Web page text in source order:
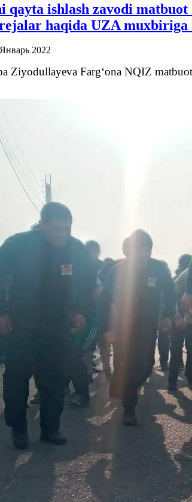
qayta ishlash zavodi
haqida UZA muxbiriga
2022
Ziyodullayeva Farg‘ona NQIZ